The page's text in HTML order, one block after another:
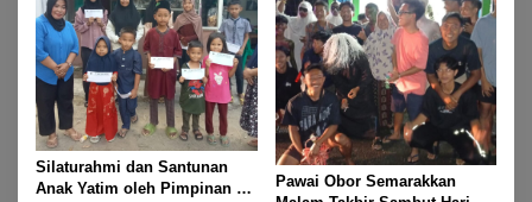
Silaturahmi dan Santunan
Anak Yatim oleh Pimpinan PT
Pawai Obor Semarakkan